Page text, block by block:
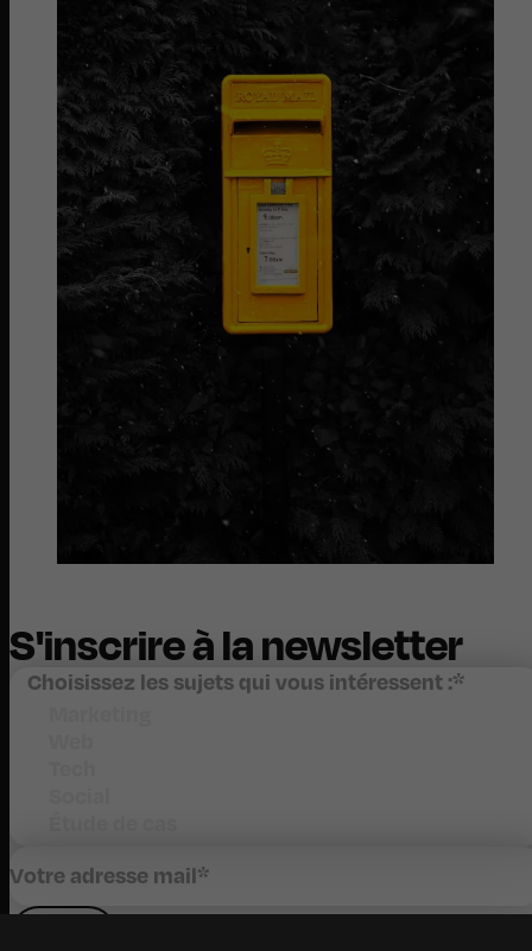
S'inscrire à la newsletter
Choisissez les sujets qui vous intéressent :*
Votre adresse mail*